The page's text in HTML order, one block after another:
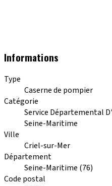
Informations
Type
Caserne de pompier
Catégorie
Service Départemental
Seine-Maritime
Ville
Criel-sur-Mer
Département
Seine-Maritime (76)
Code postal